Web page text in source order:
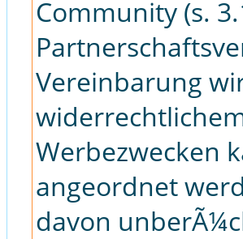
Community (s.
Vereinbarung
Werbezwecken
angeordnet
davon